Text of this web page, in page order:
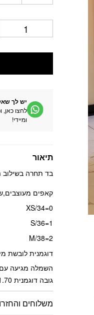
יש לך
לחצו כאן,
ומיידי!
תיאור
בד תחרה בשילוב
קאפים
0=XS/34
1=S/36
2=M/38
דוגמנית לובשת
השמלה מגיעה
גובה דוגמנית 1.70 מטר
משלוחים